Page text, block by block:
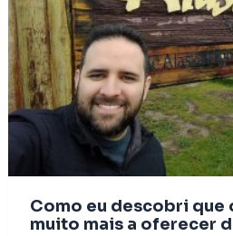
Como eu descobri que
muito mais a oferecer